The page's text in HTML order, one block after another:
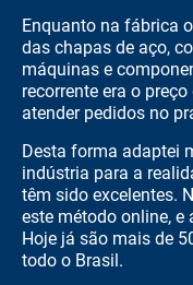
Enquanto na fábrica
das chapas de aço,
máquinas e
recorrente era o
atender pedidos no
Desta forma adaptei
indústria para a
têm sido excelentes.
este método online, e
Hoje já são mais de
todo o Brasil.